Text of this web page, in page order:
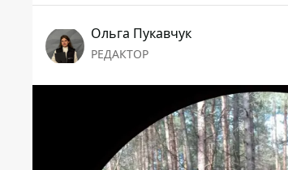
Ольга Пукавчук
РЕДАКТОР